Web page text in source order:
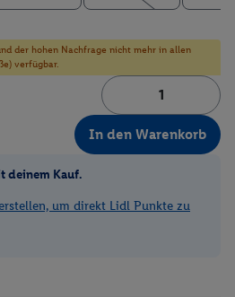
der hohen Nachfrage nicht mehr in allen
verfügbar.
In den Warenkorb
deinem Kauf.
um direkt Lidl Punkte zu